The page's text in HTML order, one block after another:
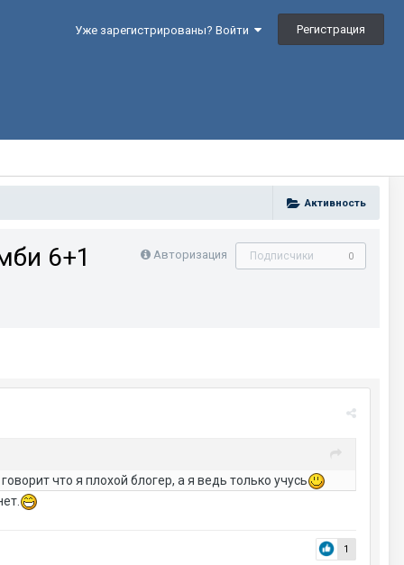
Уже зарегистрированы? Войти Регистрация
Активность
Авторизация Подписчики 0
6+1
говорит что я плохой блогер, а я ведь только учусь
1